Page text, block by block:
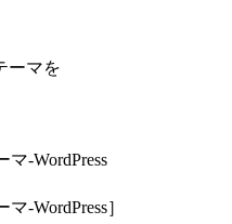
ーマを
-WordPress］